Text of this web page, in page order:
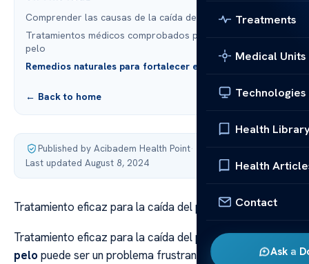
Treatments
Medical Units
Technologies
Health
Health
Contact
Ask a
Comprender las causas de la caída del cabello
Tratamientos médicos comprobados para la caída del
pelo
Remedios naturales para fortalecer el cabello
← Back to home
Published by Acibadem Health Point·
Last updated August 8, 2024
Tratamiento eficaz para la caída del pelo
Tratamiento eficaz para la caída del pelo Lacaída del
pelo puede ser un problema frustrante y angustiante